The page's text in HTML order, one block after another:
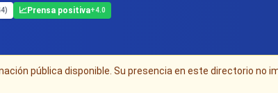
📈Prensa positiva+4.0
pública disponible. Su presencia en este directorio no